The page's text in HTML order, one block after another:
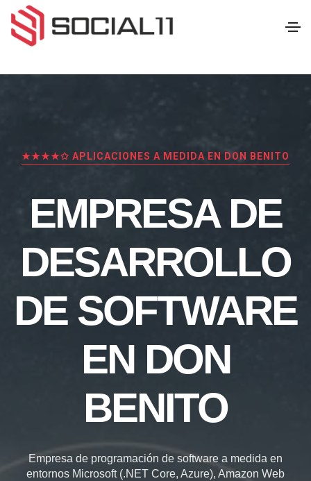
★★★★✩ APLICACIONES A MEDIDA EN DON BENITO
EMPRESA DE
DESARROLLO
DE SOFTWARE
EN DON
BENITO
Empresa de programación de software a medida en
entornos Microsoft (.NET Core, Azure), Amazon Web